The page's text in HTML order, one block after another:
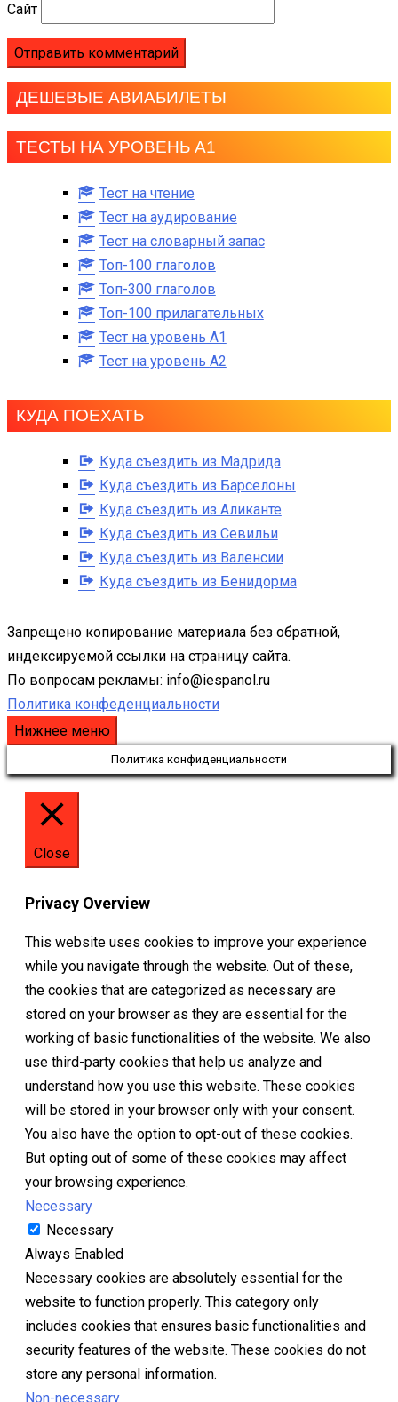
Сайт
ДЕШЕВЫЕ АВИАБИЛЕТЫ
ТЕСТЫ НА УРОВЕНЬ А1
Тест на чтение
Тест на аудирование
Тест на словарный запас
Топ-100 глаголов
Топ-300 глаголов
Топ-100 прилагательных
Тест на уровень A1
Тест на уровень A2
КУДА ПОЕХАТЬ
Куда съездить из Мадрида
Куда съездить из Барселоны
Куда съездить из Аликанте
Куда съездить из Севильи
Куда съездить из Валенсии
Куда съездить из Бенидорма
Запрещено копирование материала без обратной,
индексируемой ссылки на страницу сайта.
По вопросам рекламы: info@iespanol.ru
Политика конфеденциальности
Нижнее меню
Политика конфиденциальности
Close
Privacy Overview
This website uses cookies to improve your experience
while you navigate through the website. Out of these,
the cookies that are categorized as necessary are
stored on your browser as they are essential for the
working of basic functionalities of the website. We also
use third-party cookies that help us analyze and
understand how you use this website. These cookies
will be stored in your browser only with your consent.
You also have the option to opt-out of these cookies.
But opting out of some of these cookies may affect
your browsing experience.
Necessary
Necessary
Always Enabled
Necessary cookies are absolutely essential for the
website to function properly. This category only
includes cookies that ensures basic functionalities and
security features of the website. These cookies do not
store any personal information.
Non-necessary